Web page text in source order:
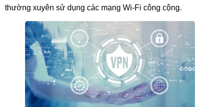
thường xuyên sử dụng các mạng Wi-Fi công cộng.